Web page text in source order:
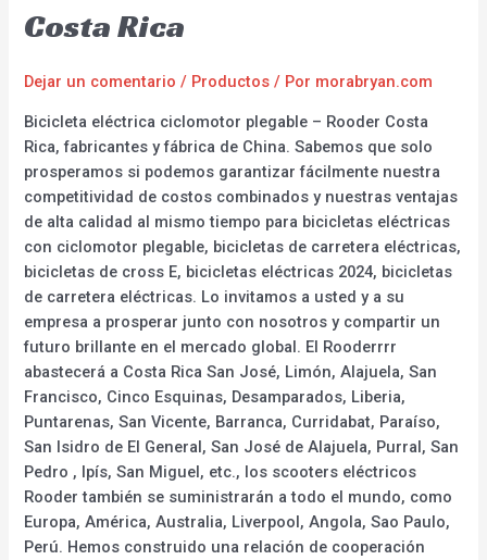
Costa Rica
Dejar un comentario / Productos / Por morabryan.com
Bicicleta eléctrica ciclomotor plegable – Rooder Costa
Rica, fabricantes y fábrica de China. Sabemos que solo
prosperamos si podemos garantizar fácilmente nuestra
competitividad de costos combinados y nuestras ventajas
de alta calidad al mismo tiempo para bicicletas eléctricas
con ciclomotor plegable, bicicletas de carretera eléctricas,
bicicletas de cross E, bicicletas eléctricas 2024, bicicletas
de carretera eléctricas. Lo invitamos a usted y a su
empresa a prosperar junto con nosotros y compartir un
futuro brillante en el mercado global. El Rooderrrr
abastecerá a Costa Rica San José, Limón, Alajuela, San
Francisco, Cinco Esquinas, Desamparados, Liberia,
Puntarenas, San Vicente, Barranca, Curridabat, Paraíso,
San Isidro de El General, San José de Alajuela, Purral, San
Pedro , Ipís, San Miguel, etc., los scooters eléctricos
Rooder también se suministrarán a todo el mundo, como
Europa, América, Australia, Liverpool, Angola, Sao Paulo,
Perú. Hemos construido una relación de cooperación